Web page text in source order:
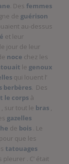
. Des femmes
de guérison
au-dessus
et leur
jour de leur
noce chez les
le genoux
qui louent l’
berbères. Des
le corpsà
, sur tout le bras,
gazelles
de bois. Le
pour que les
tatouages
. C’ était